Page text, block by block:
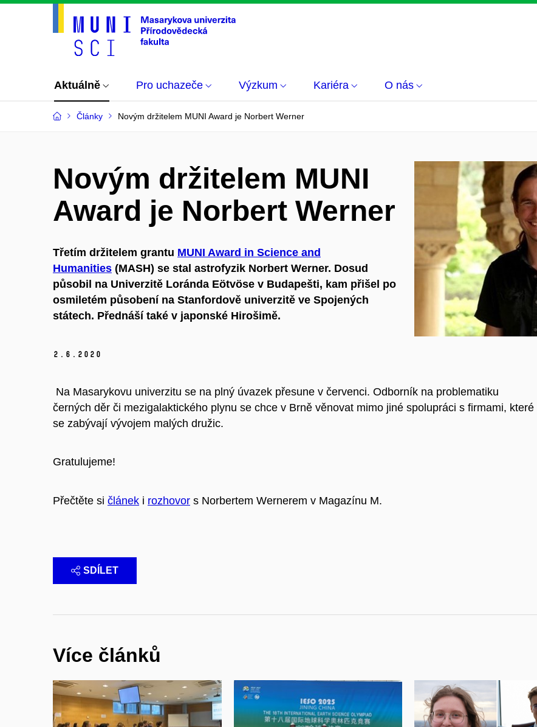
Aktuálně Pro uchazeče Výzkum Kariéra O nás
Články Novým držitelem MUNI Award je Norbert Werner
Novým držitelem MUNI
Award je Norbert Werner
Třetím držitelem grantu MUNI Award in Science and
Humanities (MASH) se stal astrofyzik Norbert Werner. Dosud
působil na Univerzitě Loránda Eötvöse v Budapešti, kam přišel po
osmiletém působení na Stanfordově univerzitě ve Spojených
státech. Přednáší také v japonské Hirošimě.
2. 6. 2020
Na Masarykovu univerzitu se na plný úvazek přesune v červenci. Odborník na problematiku
černých děr či mezigalaktického plynu se chce v Brně věnovat mimo jiné spolupráci s firmami, které
se zabývají vývojem malých družic.
Gratulujeme!
Přečtěte si článek i rozhovor s Norbertem Wernerem v Magazínu M.
SDÍLET
Více článků